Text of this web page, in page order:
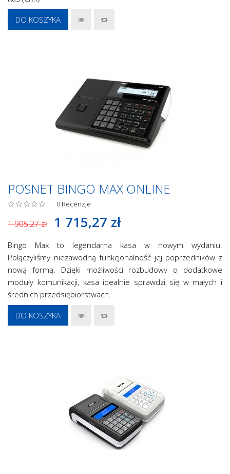
DO KOSZYKA
POSNET BINGO MAX ONLINE
0 Recenzje
1 905,27 zł 1 715,27 zł
Bingo Max to legendarna kasa w nowym wydaniu.
Połączyliśmy niezawodną funkcjonalność jej poprzedników z
nową formą. Dzięki możliwości rozbudowy o dodatkowe
moduły komunikacji, kasa idealnie sprawdzi się w małych i
średnich przedsiębiorstwach.
DO KOSZYKA